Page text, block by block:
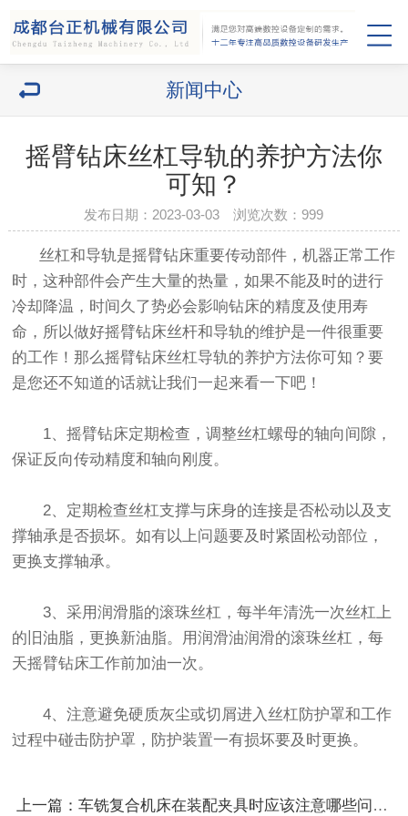
新闻中心
摇臂钻床丝杠导轨的养护方法你
可知？
发布日期：2023-03-03 浏览次数： 999
丝杠和导轨是摇臂钻床重要传动部件，机器正常工作
时，这种部件会产生大量的热量，如果不能及时的进行
冷却降温，时间久了势必会影响钻床的精度及使用寿
命，所以做好摇臂钻床丝杆和导轨的维护是一件很重要
的工作！那么摇臂钻床丝杠导轨的养护方法你可知？要
是您还不知道的话就让我们一起来看一下吧！
1、摇臂钻床定期检查，调整丝杠螺母的轴向间隙，
保证反向传动精度和轴向刚度。
2、定期检查丝杠支撑与床身的连接是否松动以及支
撑轴承是否损坏。如有以上问题要及时紧固松动部位，
更换支撑轴承。
3、采用润滑脂的滚珠丝杠，每半年清洗一次丝杠上
的旧油脂，更换新油脂。用润滑油润滑的滚珠丝杠，每
天摇臂钻床工作前加油一次。
4、注意避免硬质灰尘或切屑进入丝杠防护罩和工作
过程中碰击防护罩，防护装置一有损坏要及时更换。
上一篇：车铣复合机床在装配夹具时应该注意哪些问题呢？